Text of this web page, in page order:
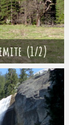
(1/2)